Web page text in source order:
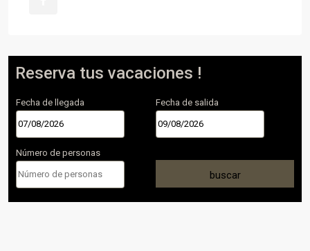
Reserva tus vacaciones !
Fecha de llegada Fecha de salida
Número de personas
buscar